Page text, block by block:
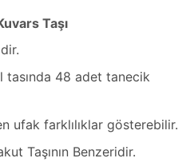
Taşı
48 adet tanecik
ufak farklılıklar gösterebilir.
Taşının Benzeridir.